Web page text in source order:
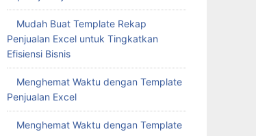
Mudah Buat Template Rekap
Penjualan Excel untuk Tingkatkan
Efisiensi Bisnis
Menghemat Waktu dengan Template
Penjualan Excel
Menghemat Waktu dengan Template